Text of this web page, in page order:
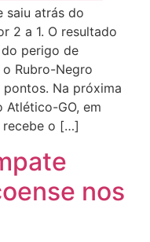
saiu atrás do
2 a 1. O resultado
perigo de
Rubro-Negro
pontos. Na próxima
Atlético-GO, em
recebe o […]
nos